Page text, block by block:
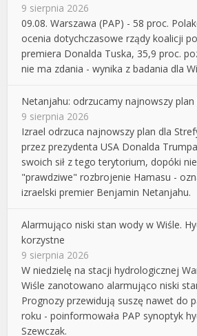
9 sierpnia 2026
09.08. Warszawa (PAP) - 58 proc.
ocenia dotychczasowe rządy koalicji
premiera Donalda Tuska, 35,9 proc.
nie ma zdania - wynika z badania dla
Netanjahu: odrzucamy najnowszy plan
9 sierpnia 2026
Izrael odrzuca najnowszy plan dla
przez prezydenta USA Donalda
swoich sił z tego terytorium, dopóki
"prawdziwe" rozbrojenie Hamasu -
izraelski premier Benjamin Netanjahu.
Alarmująco niski stan wody w Wiśle.
korzystne
9 sierpnia 2026
W niedzielę na stacji hydrologicznej
Wiśle zanotowano alarmująco niski
Prognozy przewidują suszę nawet do
roku - poinformowała PAP synoptyk
Szewczak.